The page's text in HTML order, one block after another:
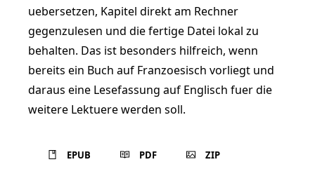
uebersetzen, Kapitel direkt am Rechner
gegenzulesen und die fertige Datei lokal zu
behalten. Das ist besonders hilfreich, wenn
bereits ein Buch auf Franzoesisch vorliegt und
daraus eine Lesefassung auf Englisch fuer die
weitere Lektuere werden soll.
EPUB PDF ZIP